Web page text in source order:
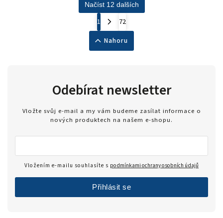
Načíst 12 dalších
1
72
Nahoru
Odebírat newsletter
Vložte svůj e-mail a my vám budeme zasílat informace o
nových produktech na našem e-shopu.
Vložením e-mailu souhlasíte s podmínkami ochrany osobních údajů
Přihlásit se